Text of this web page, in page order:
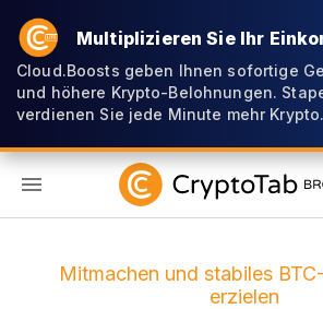
Multiplizieren Sie Ihr
Cloud.Boosts geben Ihnen sofortige
und höhere Krypto-Belohnungen.
verdienen Sie jede Minute mehr Krypto.
Mitmachen und stabiles
erzielen